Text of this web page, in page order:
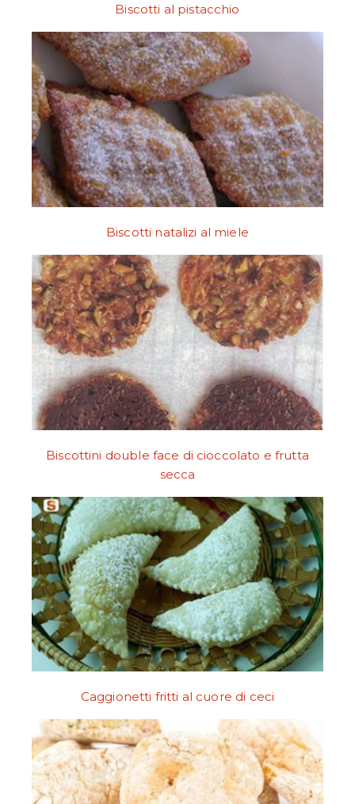
Biscotti al pistacchio
Biscotti natalizi al miele
Biscottini double face di cioccolato e frutta
secca
Caggionetti fritti al cuore di ceci